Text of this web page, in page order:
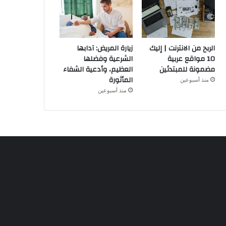
الربح من الانترنت | إليك
10 مواقع عربية
مضمونة للمبتدئين
منذ أسبوعين
زيارة المريض: آدابها
الشرعية وفضلها
العظيم، وأدعية الشفاء
المأثورة
منذ أسبوعين